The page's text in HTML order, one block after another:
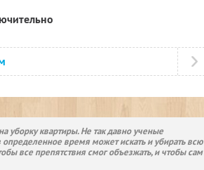
уборку квартиры. Не так давно ученые
время может искать и убирать всю
все препятствия смог объезжать, и чтобы сам